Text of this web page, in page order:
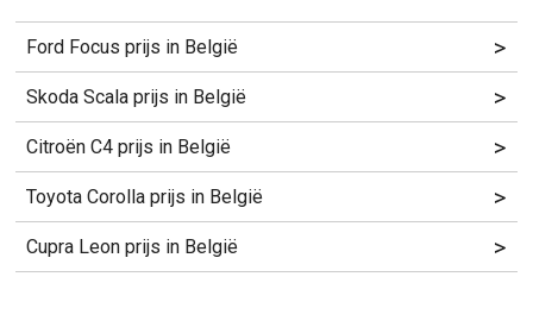
Ford Focus prijs in België >
Skoda Scala prijs in België >
Citroën C4 prijs in België >
Toyota Corolla prijs in België >
Cupra Leon prijs in België >